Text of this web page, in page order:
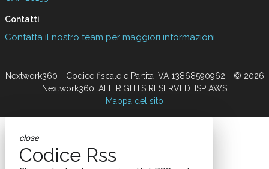
Contatti
Contatta il nostro team per maggiori informazioni
Nextwork360 - Codice fiscale e Partita IVA 13868590962 - © 2026
Nextwork360. ALL RIGHTS RESERVED. ISP AWS
Mappa del sito
close
Codice Rss